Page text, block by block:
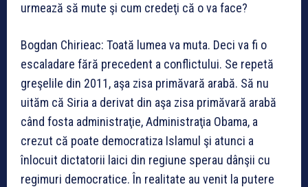
urmează să mute şi cum credeţi că o va face?
Bogdan Chirieac: Toată lumea va muta. Deci va fi o
escaladare fără precedent a conflictului. Se repetă
greşelile din 2011, aşa zisa primăvară arabă. Să nu
uităm că Siria a derivat din aşa zisa primăvară arabă
când fosta administraţie, Administraţia Obama, a
crezut că poate democratiza Islamul şi atunci a
înlocuit dictatorii laici din regiune sperau dânşii cu
regimuri democratice. În realitate au venit la putere